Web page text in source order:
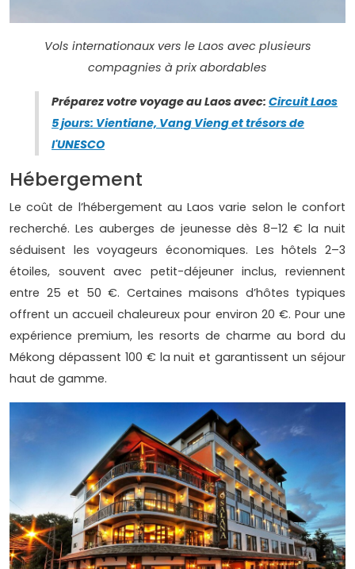
Vols internationaux vers le Laos avec plusieurs
compagnies à prix abordables
Préparez votre voyage au Laos avec: Circuit Laos
5 jours: Vientiane, Vang Vieng et trésors de
l'UNESCO
Hébergement
Le coût de l’hébergement au Laos varie selon le confort
recherché. Les auberges de jeunesse dès 8–12 € la nuit
séduisent les voyageurs économiques. Les hôtels 2–3
étoiles, souvent avec petit-déjeuner inclus, reviennent
entre 25 et 50 €. Certaines maisons d’hôtes typiques
offrent un accueil chaleureux pour environ 20 €. Pour une
expérience premium, les resorts de charme au bord du
Mékong dépassent 100 € la nuit et garantissent un séjour
haut de gamme.